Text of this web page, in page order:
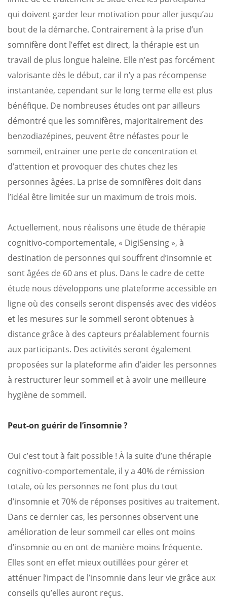
qui doivent garder leur motivation pour aller jusqu’au
bout de la démarche. Contrairement à la prise d’un
somnifère dont l’effet est direct, la thérapie est un
travail de plus longue haleine. Elle n’est pas forcément
valorisante dès le début, car il n’y a pas récompense
instantanée, cependant sur le long terme elle est plus
bénéfique. De nombreuses études ont par ailleurs
démontré que les somnifères, majoritairement des
benzodiazépines, peuvent être néfastes pour le
sommeil, entrainer une perte de concentration et
d’attention et provoquer des chutes chez les
personnes âgées. La prise de somnifères doit dans
l’idéal être limitée sur un maximum de trois mois.
Actuellement, nous réalisons une étude de thérapie
cognitivo-comportementale, « DigiSensing », à
destination de personnes qui souffrent d’insomnie et
sont âgées de 60 ans et plus. Dans le cadre de cette
étude nous développons une plateforme accessible en
ligne où des conseils seront dispensés avec des vidéos
et les mesures sur le sommeil seront obtenues à
distance grâce à des capteurs préalablement fournis
aux participants. Des activités seront également
proposées sur la plateforme afin d’aider les personnes
à restructurer leur sommeil et à avoir une meilleure
hygiène de sommeil.
Peut-on guérir de l’insomnie ?
Oui c’est tout à fait possible ! À la suite d’une thérapie
cognitivo-comportementale, il y a 40% de rémission
totale, où les personnes ne font plus du tout
d’insomnie et 70% de réponses positives au traitement.
Dans ce dernier cas, les personnes observent une
amélioration de leur sommeil car elles ont moins
d’insomnie ou en ont de manière moins fréquente.
Elles sont en effet mieux outillées pour gérer et
atténuer l’impact de l’insomnie dans leur vie grâce aux
conseils qu’elles auront reçus.